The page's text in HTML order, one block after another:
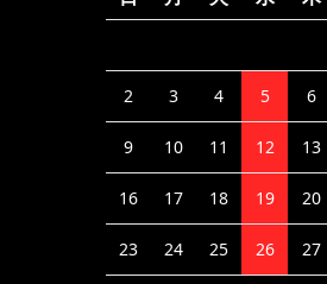
2 3 4 5 6
9 10 11 12 13
16 17 18 19 20
23 24 25 26 27